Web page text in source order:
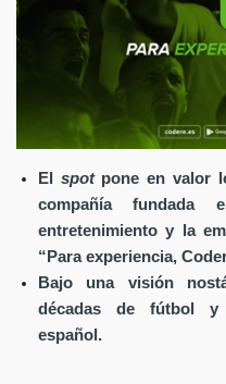
El spot pone en valor
compañía fundada
entretenimiento y la
“Para experiencia,
Bajo una visión
décadas de fútbol y
español.